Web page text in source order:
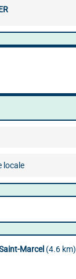
locale
Marcel (4.6 km)